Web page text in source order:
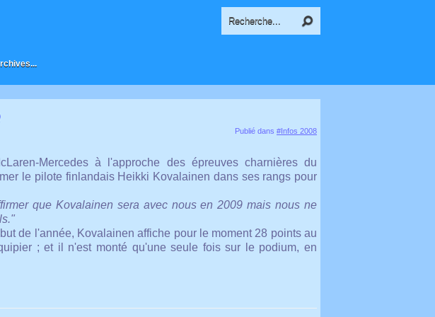
Publié dans #Infos 2008
Mercedes à l'approche des épreuves charnières du
le pilote finlandais Heikki Kovalainen dans ses rangs pour
que Kovalainen sera avec nous en 2009 mais nous ne
de l'année, Kovalainen affiche pour le moment 28 points au
; et il n'est monté qu'une seule fois sur le podium, en